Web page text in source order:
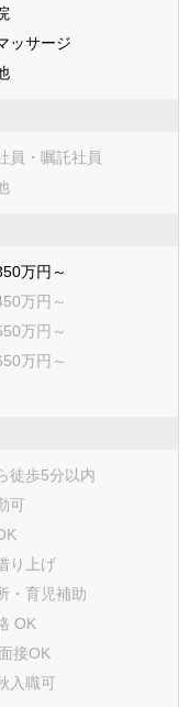
宮崎県
ッサージ
員・嘱託社員
万円～
万円～
万円～
万円～
徒歩5分以内
可
り上げ
・育児補助
OK
接OK
入職可